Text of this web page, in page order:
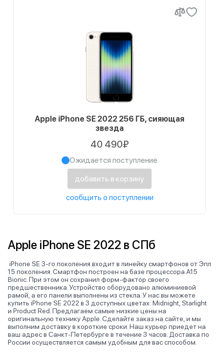
Apple iPhone SE 2022 256 ГБ, сияющая
звезда
40 490₽
Ожидается поступление
добавить в корзину
сообщить о поступлении
Apple iPhone SE 2022 в СПб
iPhone SE 3-го поколения входит в линейку смартфонов от Эпл
15 поколения. Смартфон построен на базе процессора A15
Bionic. При этом он сохранил форм-фактор своего
предшественника. Устройство оборудовано алюминиевой
рамой, а его панели выполнены из стекла. У нас вы можете
купить iPhone SE 2022 в 3 доступных цветах: Midnight, Starlight
и Product Red. Предлагаем самые низкие цены на
оригинальную технику Apple. Сделайте заказ на сайте, и мы
выполним доставку в короткие сроки. Наш курьер приедет на
ваш адрес в Санкт-Петербурге в течение 3 часов. Доставка по
России осуществляется самым удобным для вас способом.